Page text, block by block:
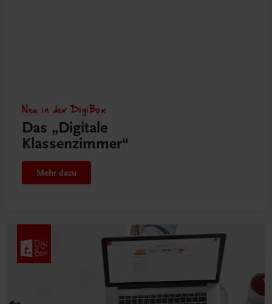
Neu in der DigiBox
Das „Digitale
Klassenzimmer“
Mehr dazu